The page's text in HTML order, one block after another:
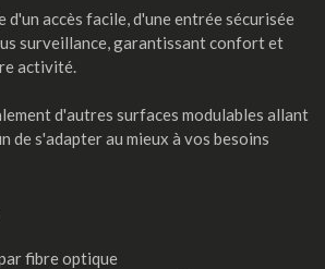
d'un accès facile, d'une entrée sécurisée
surveillance, garantissant confort et
activité.
d'autres surfaces modulables allant
de s'adapter au mieux à vos besoins
fibre optique